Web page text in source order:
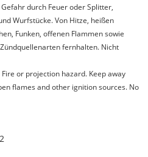
durch Feuer oder Splitter,
Wurfstücke. Von Hitze, heißen
Funken, offenen Flammen sowie
fernhalten. Nicht
or projection hazard. Keep away
flames and other ignition sources. No